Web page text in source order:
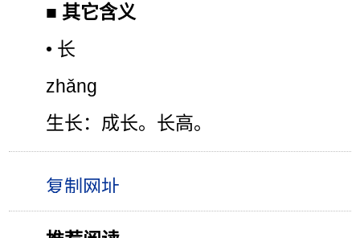
■ 其它含义
• 长
zhǎng
生长：成长。长高。